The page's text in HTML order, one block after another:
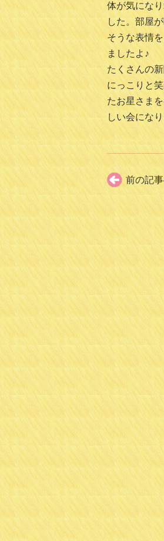
体が気にな
した。部屋
そうな表情
ましたよ♪
たくさんの
にっこりと
たお星さま
しい会にな
前の記